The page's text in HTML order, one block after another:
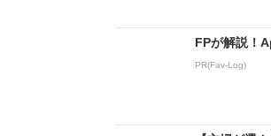
FPが解説！
PR(Fav-Log)